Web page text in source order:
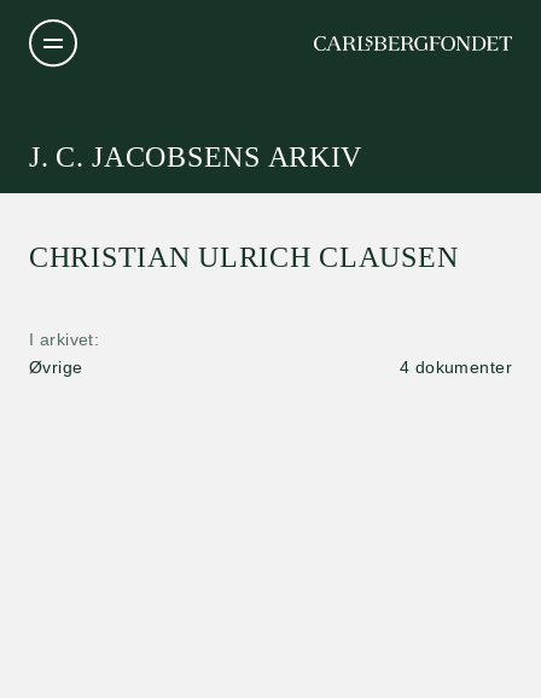
J. C. JACOBSENS ARKIV
I arkivet
Øvrige
4 dokumenter
CHRISTIAN ULRICH CLAUSEN